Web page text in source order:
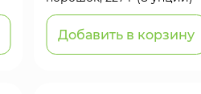
Добавить в корзину